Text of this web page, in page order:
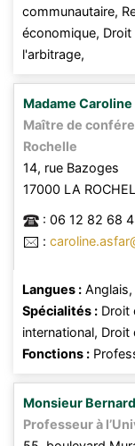
communautaire,
économique, Droit
l'arbitrage,
Madame Caroline
Maître de
Rochelle
14, rue Bazoges
17000 LA
: 06 12 82 68
:
Langues : Anglais,
Spécialités : Droit
international, Droit
Fonctions :
Monsieur Bernard
Professeur à